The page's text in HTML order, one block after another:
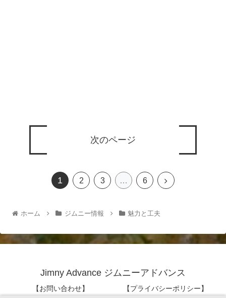
次のページ
1 2 3 … 6
ホーム ジムニー情報 魅力と工夫
Jimny Advance ジムニーアドバンス
【お問い合わせ】 【プライバシーポリシー】